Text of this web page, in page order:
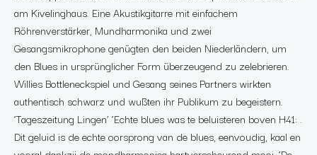
am Kivelinghaus. Eine Akustikgitarre mit einfachem
Röhrenverstärker, Mundharmonika und zwei
Gesangsmikrophone genügten den beiden Niederländern, um
den Blues in ursprünglicher Form überzeugend zu zelebrieren.
Willies Bottleneckspiel und Gesang seines Partners wirkten
authentisch schwarz und wußten ihr Publikum zu begeistern.
‘Tageszeitung Lingen’ ‘Echte blues was te beluisteren boven H41: .
Dit geluid is de echte oorsprong van de blues, eenvoudig, kaal en